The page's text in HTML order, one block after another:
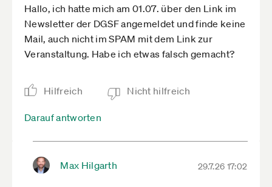
Hallo, ich hatte mich am 01.07. über den Link im
Newsletter der DGSF angemeldet und finde keine
Mail, auch nicht im SPAM mit dem Link zur
Veranstaltung. Habe ich etwas falsch gemacht?
Hilfreich Nicht hilfreich
Darauf antworten
Max Hilgarth 29.7.26 17:02